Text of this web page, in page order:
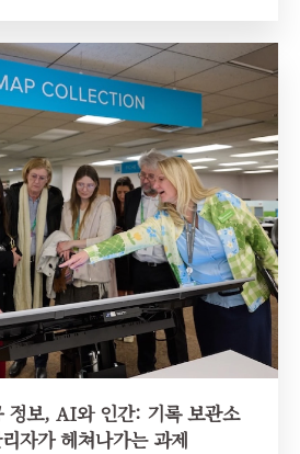
정보, AI와 인간: 기록 보관소
자가 헤쳐나가는 과제